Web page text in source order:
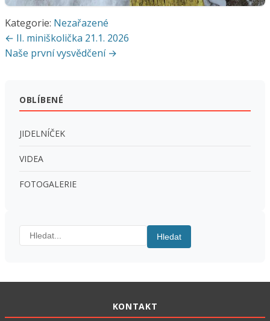
Kategorie: Nezařazené
Navigace
pro
← II. miniškolička 21.1. 2026
Naše první vysvědčení →
OBLÍBENÉ
JIDELNÍČEK
VIDEA
FOTOGALERIE
Hledat: Hledat
KONTAKT